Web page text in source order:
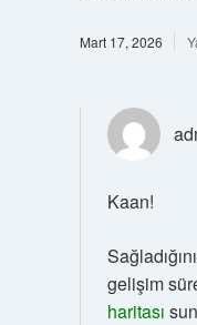
Mart 17, 2026
Kaan!
gelişim
haritası